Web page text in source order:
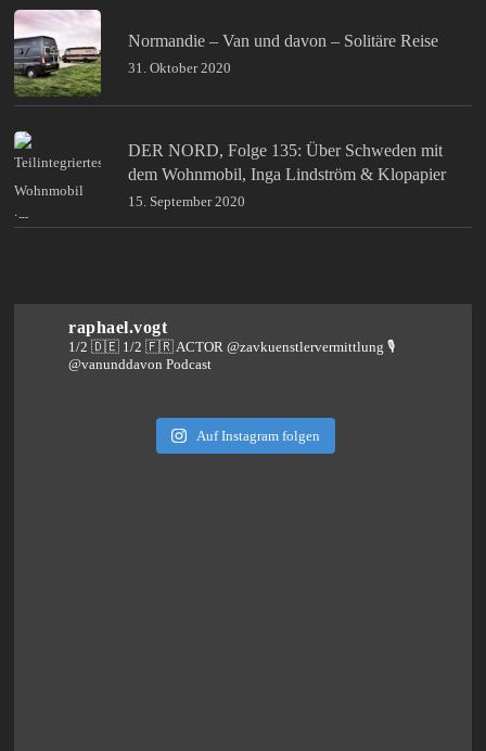
Normandie – Van und davon – Solitäre Reise
31. Oktober 2020
DER NORD, Folge 135: Über Schweden mit
dem Wohnmobil, Inga Lindström & Klopapier
15. September 2020
raphael.vogt
1/2 🇩🇪 1/2 🇫🇷 ACTOR @zavkuenstlervermittlung🎙️
@vanunddavon Podcast
Auf Instagram folgen